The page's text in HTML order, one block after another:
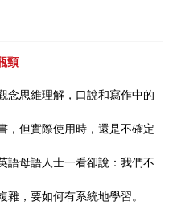
頸
念思維理解，口說和寫作中的
，但實際使用時，還是不確定
語母語人士一看卻說：我們不
，要如何有系統地學習。